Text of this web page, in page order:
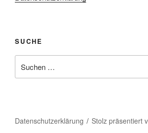
SUCHE
nach:
Datenschutzerklärung Stolz präsentiert